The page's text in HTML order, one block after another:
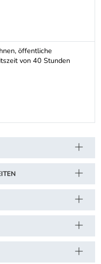
Bundesbahnen)
öffentliche
von 40 Stunden
öffentliche